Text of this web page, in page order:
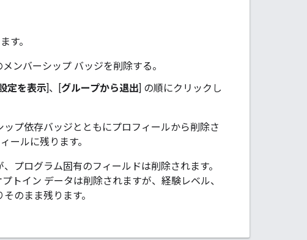
す。
ンバーシップ バッジを削除する。
定を表示]、[グループから退出] の順にクリックし
プ依存バッジとともにプロフィールから削除さ
ールに残ります。
プログラム固有のフィールドは削除されます。
トイン データは削除されますが、経験レベル、
のまま残ります。